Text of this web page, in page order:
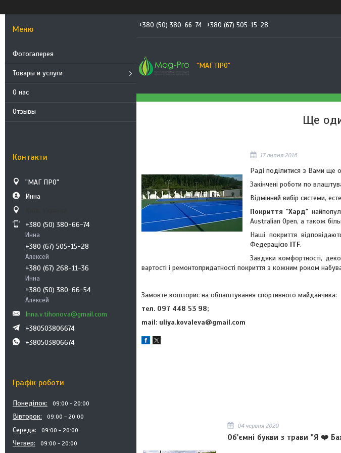
Фотогалерея
Товары и услуги
О нас
Отзывы
Контакти
"МАГ ПРО"
Инна
+380 (50) 380-66-74
Инна
+380 (67) 505-15-28
Алексей
+380 (67) 268-11-36
Инна
+380 (50) 380-66-54
Алексей
Inna.v.tihonova@gmail.com
+380503806674
+380503806674
Графік роботи
Понеділок 09:00 20:00
Вівторок 09:00 20:00
Середа 09:00 20:00
Четвер 09:00 20:00
+380 (50) 380-66-74 +380 (67) 505-15-28
"МАГ ПРО"
Ще
17 липня 2016
Раді поділитися з Вами ще
Закінчені роботи по
Відмінний вибір системи,
Покриття "Хард"
Australian Open, а також
Наші покриття
Федерацією ITF.
Завдяки комфортності,
вартості і ремонтопридатності покриття з кожним роком
Замовте кошторис на облаштування спортивного майданчика:
тел. 097 448 53 98;
mail: uliya.kovaleva@gmail.com
04 червня 2020
Об'ємні букви з трави "Я ❤️